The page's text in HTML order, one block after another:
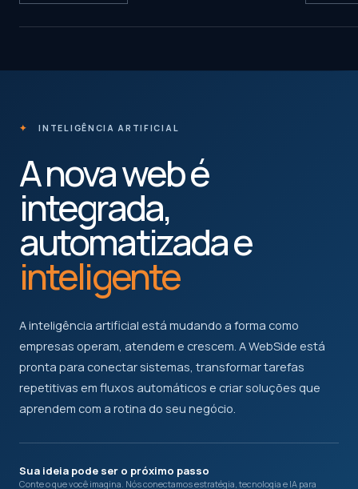
✦ INTELIGÊNCIA ARTIFICIAL
A nova web é
integrada,
automatizada e
inteligente
A inteligência artificial está mudando a forma como
empresas operam, atendem e crescem. A WebSide está
pronta para conectar sistemas, transformar tarefas
repetitivas em fluxos automáticos e criar soluções que
aprendem com a rotina do seu negócio.
Sua ideia pode ser o próximo passo
Conte o que você imagina. Nós conectamos estratégia, tecnologia e IA para